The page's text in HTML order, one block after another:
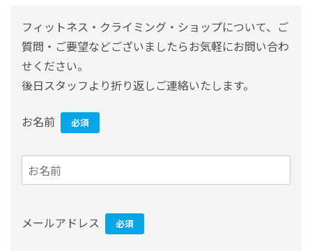
フィットネス・クライミング・ショップについて、ご
質問・ご要望などございましたらお気軽にお問い合わ
せください。
後日スタッフより折り返しご連絡いたします。
お名前 必須
メールアドレス 必須